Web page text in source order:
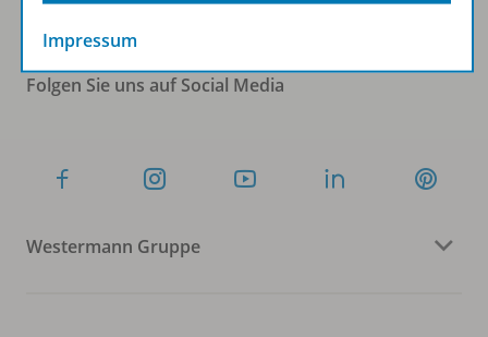
Folgen Sie uns auf Social Media
Westermann Gruppe
Impressum